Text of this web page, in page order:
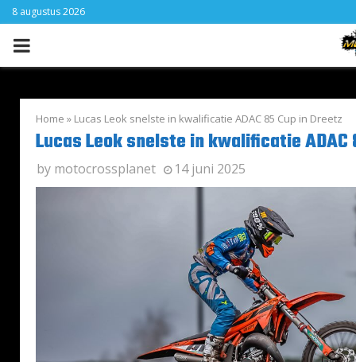
8 augustus 2026
PRIMARY
Home » Lucas Leok snelste in kwalificatie ADAC 85 Cup in Dreetz
Lucas Leok snelste in kwalificatie ADAC
by motocrossplanet 14 juni 2025